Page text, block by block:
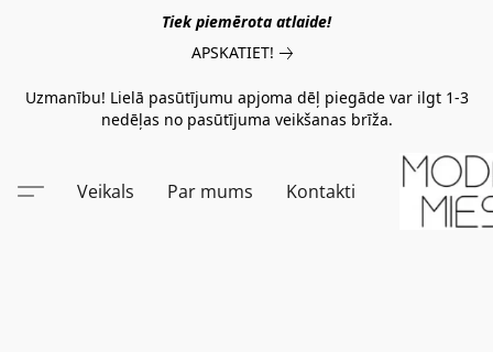
Tiek piemērota atlaide!
APSKATIET!
Uzmanību! Lielā pasūtījumu apjoma dēļ piegāde var ilgt 1-3
nedēļas no pasūtījuma veikšanas brīža.
Veikals Par mums Kontakti